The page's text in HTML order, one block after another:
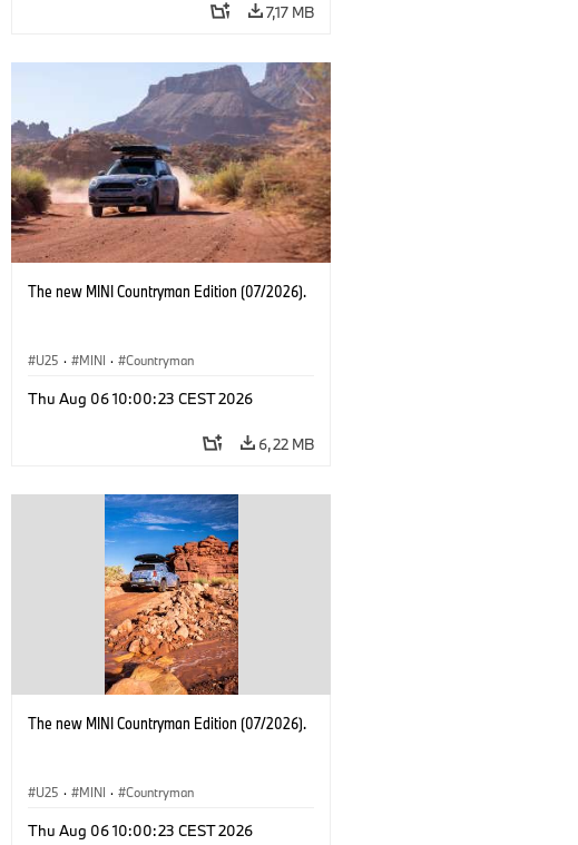
7,17 MB
The new MINI Countryman Edition (07/2026).
U25 · MINI · Countryman
Thu Aug 06 10:00:23 CEST 2026
6,22 MB
The new MINI Countryman Edition (07/2026).
U25 · MINI · Countryman
Thu Aug 06 10:00:23 CEST 2026